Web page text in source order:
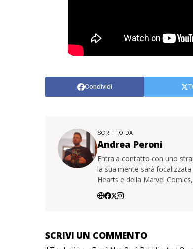
Condividi
SCRITTO DA
Andrea Peroni
Entra a contatto con uno
la sua mente sarà
Hearts e della Marvel
SCRIVI UN COMMENTO